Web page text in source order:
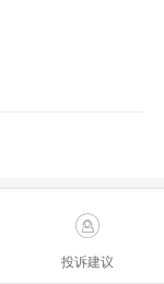
投诉建议